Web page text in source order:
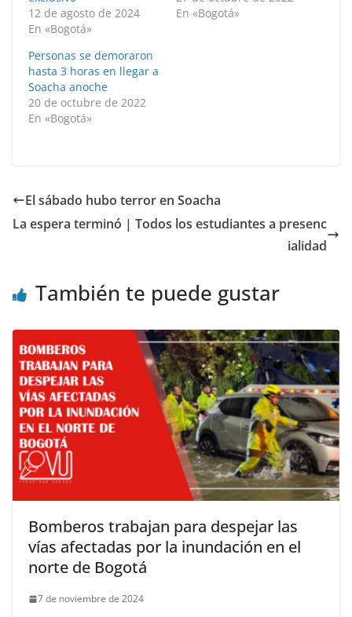
12 de agosto de 2024
En «Bogotá»
En «Bogotá»
Personas se demoraron
hasta 3 horas en llegar a
Soacha anoche
20 de octubre de 2022
En «Bogotá»
El sábado hubo terror en Soacha
La espera terminó | Todos los estudiantes a presenc
ialidad
También te puede gustar
Bomberos trabajan para despejar las
vías afectadas por la inundación en el
norte de Bogotá
7 de noviembre de 2024